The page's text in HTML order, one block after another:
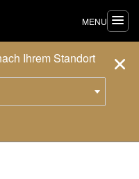
Ihrem Standort
MENU